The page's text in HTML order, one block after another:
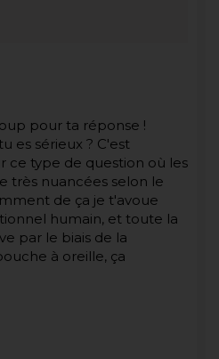
pour ta réponse !
es sérieux ? C'est
ce type de question où les
très nuancées selon le
de ça je t'avoue
humain, et toute la
par le biais de la
à oreille, ça